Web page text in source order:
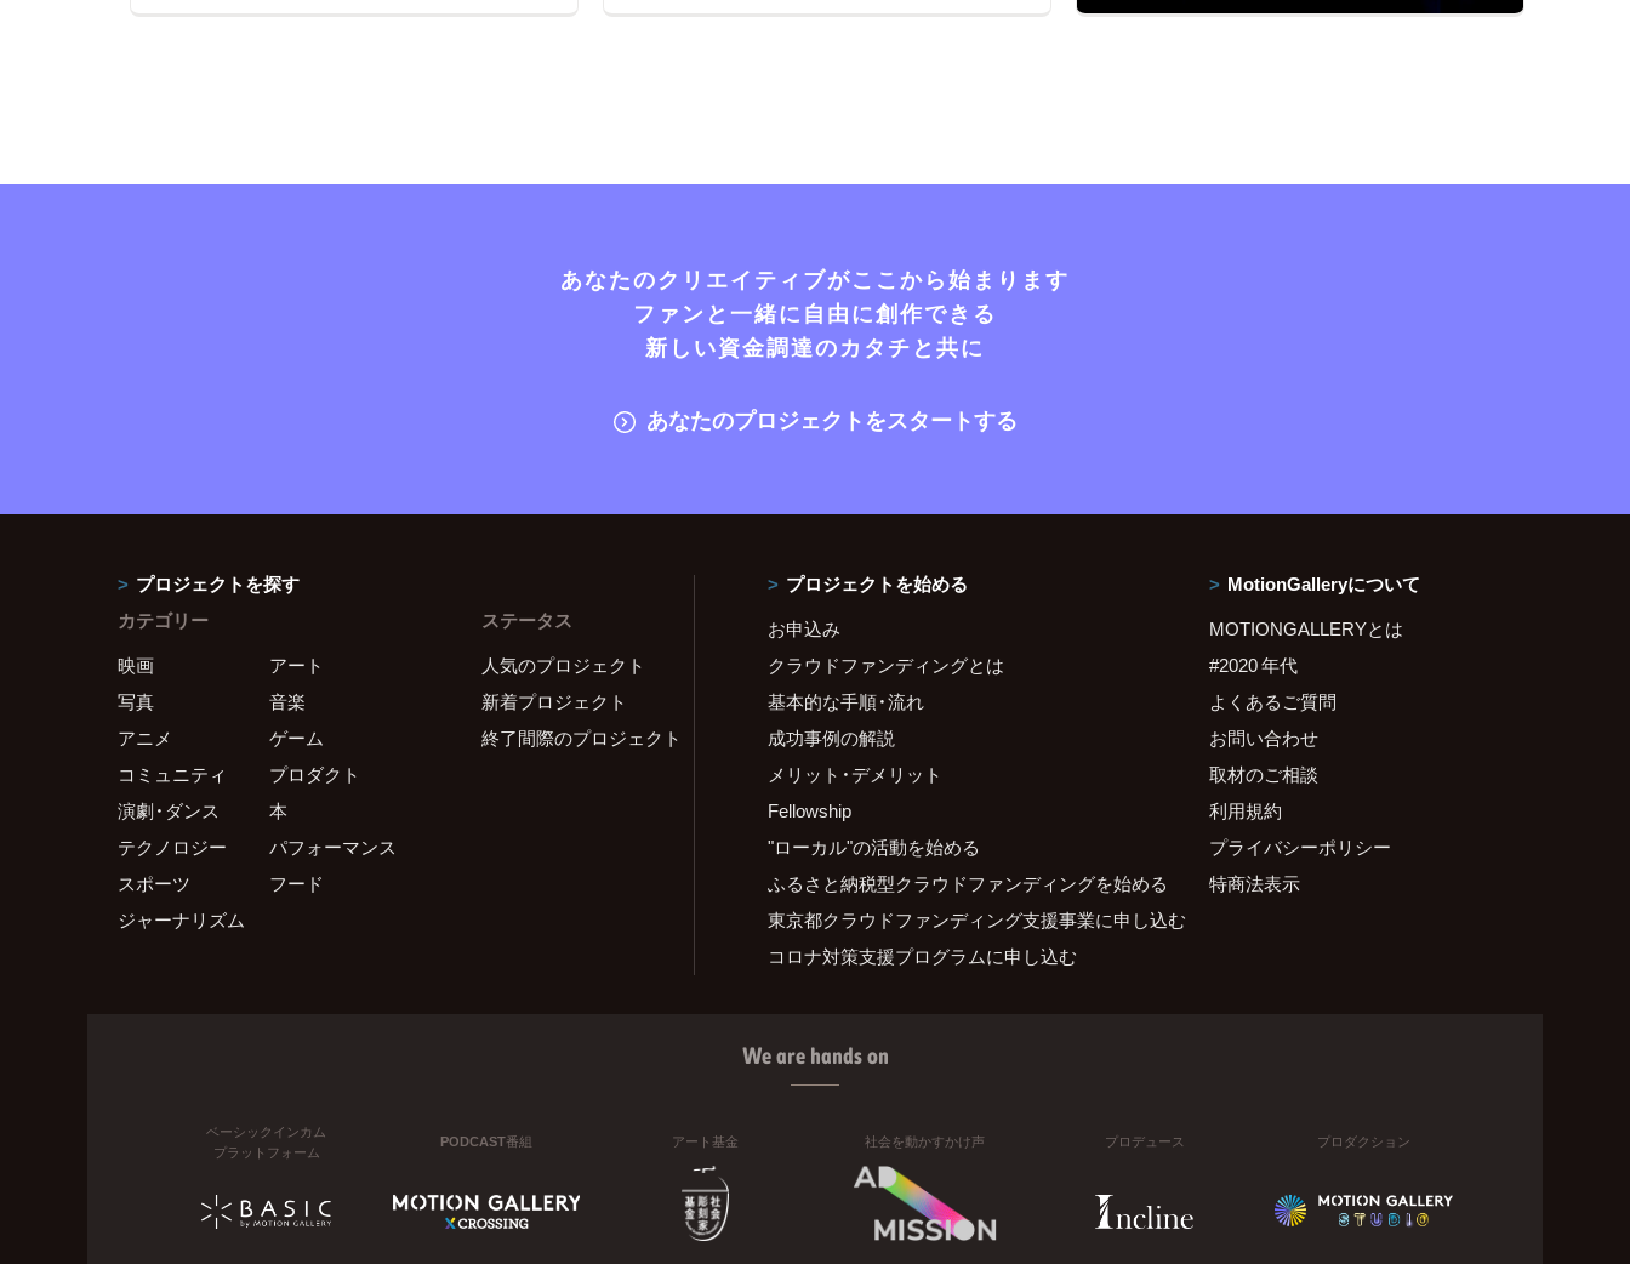
あなたのクリエイティブがここから始まります
ファンと一緒に自由に創作できる
新しい資金調達のカタチと共に
あなたのプロジェクトをスタートする
プロジェクトを探す
カテゴリー
映画
アート
写真
音楽
アニメ
ゲーム
コミュニティ
プロダクト
演劇・ダンス
本
テクノロジー
パフォーマンス
スポーツ
フード
ジャーナリズム
ステータス
人気のプロジェクト
新着プロジェクト
終了間際のプロジェクト
プロジェクトを始める
お申込み
クラウドファンディングとは
基本的な手順・流れ
成功事例の解説
メリット・デメリット
Fellowship
"ローカル"の活動を始める
ふるさと納税型クラウドファンディングを始める
東京都クラウドファンディング支援事業に申し込む
コロナ対策支援プログラムに申し込む
MotionGalleryについて
MOTIONGALLERYとは
#2020 年代
よくあるご質問
お問い合わせ
取材のご相談
利用規約
プライバシーポリシー
特商法表示
We are hands on
ベーシックインカム
プラットフォーム
PODCAST番組 アート基金 社会を動かすかけ声 プロデュース プロダクション